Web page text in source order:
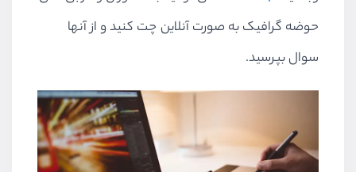
حوضه گرافیک به صورت آنلاین چت کنید و از آنها
سوال بپرسید.